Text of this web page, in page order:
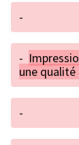
-
-
une
-